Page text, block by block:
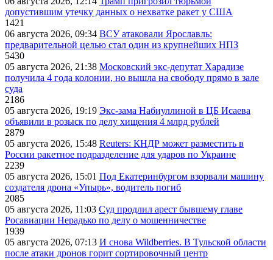
допустившим утечку данных о нехватке ракет у США
1421
06 августа 2026, 09:34 ВСУ атаковали Ярославль:
предварительной целью стал один из крупнейших НПЗ
5430
05 августа 2026, 21:38 Московский экс-депутат Харадизе
получила 4 года колонии, но вышла на свободу прямо в зале
суда
2186
05 августа 2026, 19:19 Экс-зама Набиуллиной в ЦБ Исаева
объявили в розыск по делу хищения 4 млрд рублей
2879
05 августа 2026, 15:48 Reuters: КНДР может разместить в
России ракетное подразделение для ударов по Украине
2239
05 августа 2026, 15:01 Под Екатеринбургом взорвали машину
создателя дрона «Упырь», водитель погиб
2085
05 августа 2026, 11:03 Суд продлил арест бывшему главе
Росавиации Нерадько по делу о мошенничестве
1939
05 августа 2026, 07:13 И снова Wildberries. В Тульской области
после атаки дронов горит сортировочный центр